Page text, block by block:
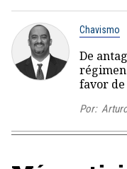
Chavismo
De
favor
Por: